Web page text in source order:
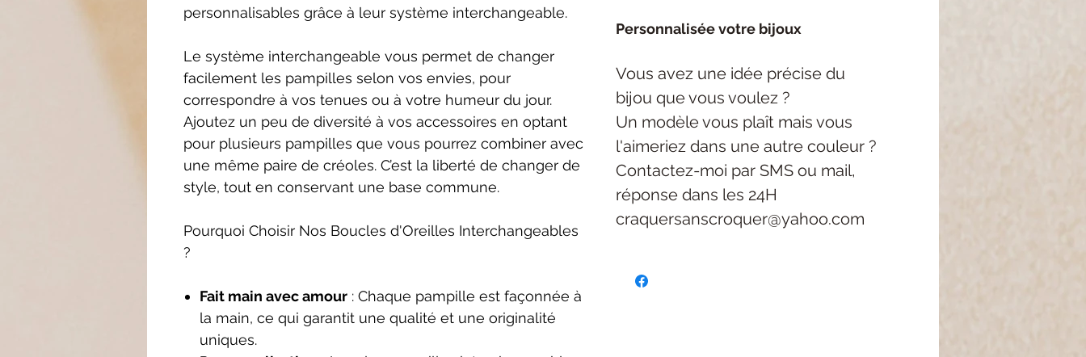
personnalisables grâce à leur système interchangeable.
Le système interchangeable vous permet de changer
facilement les pampilles selon vos envies, pour
correspondre à vos tenues ou à votre humeur du jour.
Ajoutez un peu de diversité à vos accessoires en optant
pour plusieurs pampilles que vous pourrez combiner avec
une même paire de créoles. C’est la liberté de changer de
style, tout en conservant une base commune.
Pourquoi Choisir Nos Boucles d'Oreilles Interchangeables
?
Fait main avec amour : Chaque pampille est façonnée à
la main, ce qui garantit une qualité et une originalité
uniques.
Personnalisée votre bijoux
Vous avez une idée précise du
bijou que vous voulez ?
Un modèle vous plaît mais vous
l'aimeriez dans une autre couleur ?
Contactez-moi par SMS ou mail,
réponse dans les 24H
craquersanscroquer@yahoo.com